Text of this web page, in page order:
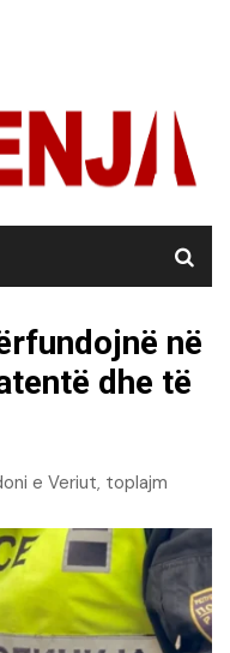
në
dhe të
e Veriut, toplajm